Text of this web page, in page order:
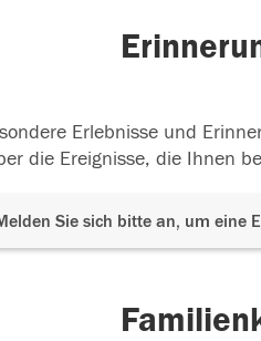
Erlebnisse und
die Ereignisse, die Ihnen
Sie sich bitte an, um eine